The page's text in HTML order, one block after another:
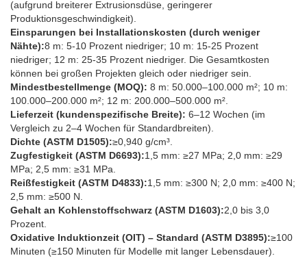
(aufgrund breiterer Extrusionsdüse, geringerer
Produktionsgeschwindigkeit).
Einsparungen bei Installationskosten (durch weniger
Nähte):8 m: 5-10 Prozent niedriger; 10 m: 15-25 Prozent
niedriger; 12 m: 25-35 Prozent niedriger. Die Gesamtkosten
können bei großen Projekten gleich oder niedriger sein.
Mindestbestellmenge (MOQ): 8 m: 50.000–100.000 m²; 10 m:
100.000–200.000 m²; 12 m: 200.000–500.000 m².
Lieferzeit (kundenspezifische Breite): 6–12 Wochen (im
Vergleich zu 2–4 Wochen für Standardbreiten).
Dichte (ASTM D1505):≥0,940 g/cm³.
Zugfestigkeit (ASTM D6693):1,5 mm: ≥27 MPa; 2,0 mm: ≥29
MPa; 2,5 mm: ≥31 MPa.
Reißfestigkeit (ASTM D4833):1,5 mm: ≥300 N; 2,0 mm: ≥400 N;
2,5 mm: ≥500 N.
Gehalt an Kohlenstoffschwarz (ASTM D1603):2,0 bis 3,0
Prozent.
Oxidative Induktionzeit (OIT) – Standard (ASTM D3895):≥100
Minuten (≥150 Minuten für Modelle mit langer Lebensdauer).